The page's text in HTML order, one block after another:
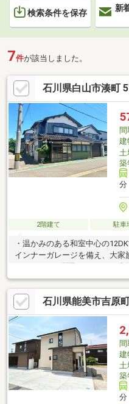
検索条件を保存
新
7件が該当しました。
石川県白山市湊町
間
建
築
分
2階建て 駐車
・温かみのある和室中心の
インナーガレージを備え、大家
バス停徒歩1分と通勤・通学に
に囲まれ、釣りや散歩など大
性と豊かな自然を両立した、大
環境です。※記載内容と現況が
現状有姿での販売です。建物
敷地内の残置物は、引渡しま
のとする。植栽剪定は要相談。
石川県能美市吉原
間
建
土
築
分